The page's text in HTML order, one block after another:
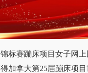
赛蹦床项目女子网上
加拿大第25届蹦床项